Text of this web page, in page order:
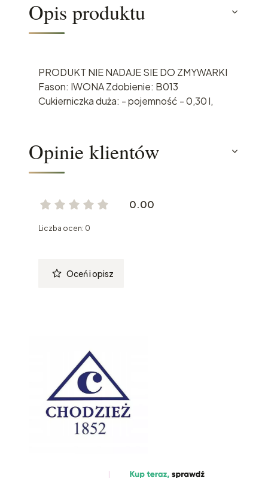
Opis produktu
PRODUKT NIE NADAJE SIE DO ZMYWARKI
Fason: IWONA Zdobienie: B013
Cukierniczka duża: - pojemność - 0,30 l,
Opinie klientów
0.00
Liczba ocen: 0
Oceń i opisz